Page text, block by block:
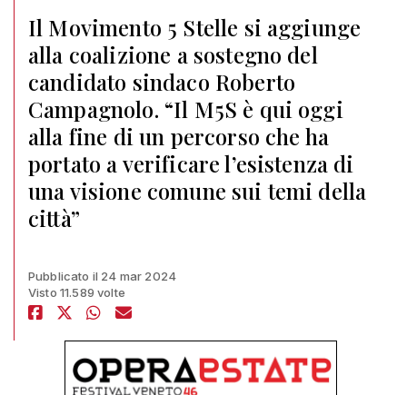
Il Movimento 5 Stelle si aggiunge
alla coalizione a sostegno del
candidato sindaco Roberto
Campagnolo. “Il M5S è qui oggi
alla fine di un percorso che ha
portato a verificare l’esistenza di
una visione comune sui temi della
città”
Pubblicato il 24 mar 2024
Visto 11.589 volte